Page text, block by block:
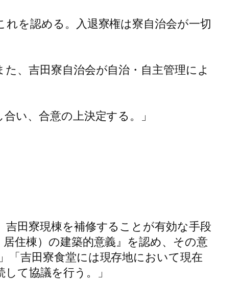
れを認める。入退寮権は寮自治会が一切
、吉田寮自治会が自治・自主管理によ
い、合意の上決定する。」
吉田寮現棟を補修することが有効な手段
住棟）の建築的意義』を認め、その意
「吉田寮食堂には現存地において現在
て協議を行う。」